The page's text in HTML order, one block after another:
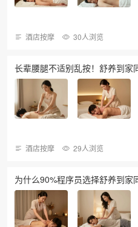
酒店按摩 30人浏览
长辈腰腿不适别乱按！舒养到家
酒店按摩 29人浏览
为什么90%程序员选择舒养到家